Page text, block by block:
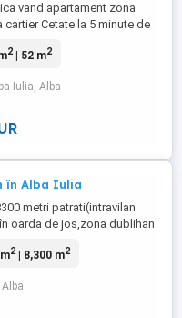
vand apartament zona
cartier Cetate la 5 minute de
Eminescu. Apartamentul
AGENTIILE SA NU MA
Vizionarea apartamentului
doar ...
2| 52 m2
Iulia, Alba
în Alba Iulia
metri patrati(intravilan
oarda de jos,zona dublihan
2| 8,300 m2